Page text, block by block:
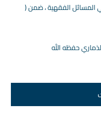
في المسائل الفقهية ، ضمن (
حفظه الله